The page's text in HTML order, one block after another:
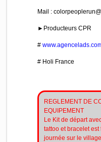
Mail :
►Producteurs CPR
#
# Holi France
REGLEMENT DE
EQUIPEMENT
Le Kit de départ
tattoo et bracelet
journée sur le